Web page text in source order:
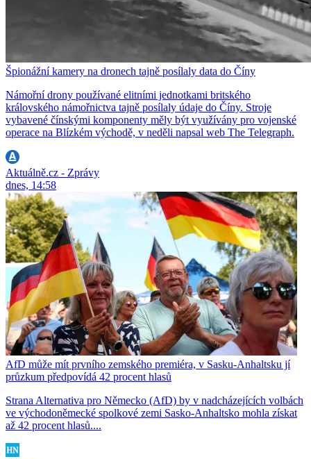
Špionážní kamery na dronech tajně posílaly data do Číny
Námořní drony používané elitními jednotkami britského
královského námořnictva tajně posílaly údaje do Číny. Stroje
vybavené čínskými komponenty měly být využívány pro vojenské
operace na Blízkém východě, v neděli napsal web The Telegraph.
Aktuálně.cz - Zprávy
dnes, 14:58
AfD může mít prvního zemského premiéra, v Sasku-Anhaltsku jí
průzkum předpovídá 42 procent hlasů
Strana Alternativa pro Německo (AfD) by v nadcházejících volbách
ve východoněmecké spolkové zemi Sasko-Anhaltsko mohla získat
až 42 procent hlasů....